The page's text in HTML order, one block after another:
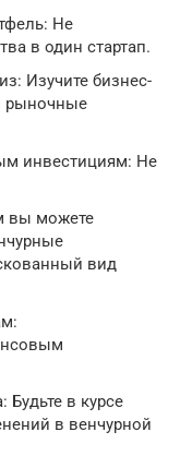
Не
в один стартап.
Изучите бизнес-
рыночные
инвестициям: Не
вы можете
вид
в курсе
в венчурной